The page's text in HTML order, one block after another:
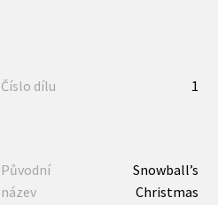
Číslo dílu 1
Původní
název
Snowball’s
Christmas